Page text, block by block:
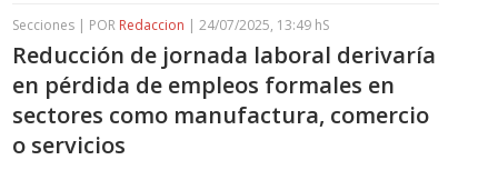
Secciones | POR Redaccion | 24/07/2025, 13:49 hS
Reducción de jornada laboral derivaría
en pérdida de empleos formales en
sectores como manufactura, comercio
o servicios